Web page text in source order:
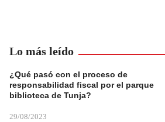
Lo más leído
¿Qué pasó con el proceso de
responsabilidad fiscal por el parque
biblioteca de Tunja?
29/08/2023